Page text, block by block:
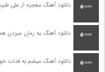
دانلود آهنگ معجزه از علی
دانلود آهنگ یه زمان میزدن
دانلود آهنگ میشم به فدات